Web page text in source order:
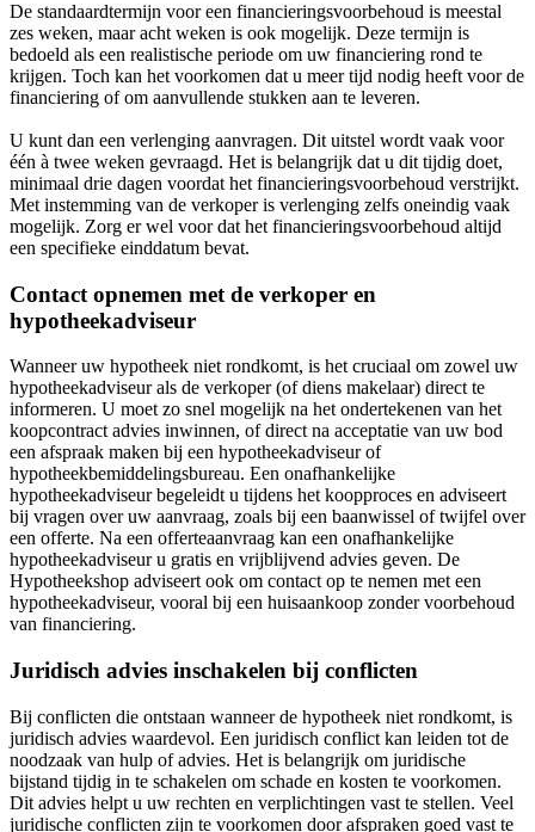
De standaardtermijn voor een financieringsvoorbehoud is meestal
zes weken, maar acht weken is ook mogelijk. Deze termijn is
bedoeld als een realistische periode om uw financiering rond te
krijgen. Toch kan het voorkomen dat u meer tijd nodig heeft voor de
financiering of om aanvullende stukken aan te leveren.
U kunt dan een verlenging aanvragen. Dit uitstel wordt vaak voor
één à twee weken gevraagd. Het is belangrijk dat u dit tijdig doet,
minimaal drie dagen voordat het financieringsvoorbehoud verstrijkt.
Met instemming van de verkoper is verlenging zelfs oneindig vaak
mogelijk. Zorg er wel voor dat het financieringsvoorbehoud altijd
een specifieke einddatum bevat.
Contact opnemen met de verkoper en
hypotheekadviseur
Wanneer uw hypotheek niet rondkomt, is het cruciaal om zowel uw
hypotheekadviseur als de verkoper (of diens makelaar) direct te
informeren. U moet zo snel mogelijk na het ondertekenen van het
koopcontract advies inwinnen, of direct na acceptatie van uw bod
een afspraak maken bij een hypotheekadviseur of
hypotheekbemiddelingsbureau. Een onafhankelijke
hypotheekadviseur begeleidt u tijdens het koopproces en adviseert
bij vragen over uw aanvraag, zoals bij een baanwissel of twijfel over
een offerte. Na een offerteaanvraag kan een onafhankelijke
hypotheekadviseur u gratis en vrijblijvend advies geven. De
Hypotheekshop adviseert ook om contact op te nemen met een
hypotheekadviseur, vooral bij een huisaankoop zonder voorbehoud
van financiering.
Juridisch advies inschakelen bij conflicten
Bij conflicten die ontstaan wanneer de hypotheek niet rondkomt, is
juridisch advies waardevol. Een juridisch conflict kan leiden tot de
noodzaak van hulp of advies. Het is belangrijk om juridische
bijstand tijdig in te schakelen om schade en kosten te voorkomen.
Dit advies helpt u uw rechten en verplichtingen vast te stellen. Veel
juridische conflicten zijn te voorkomen door afspraken goed vast te